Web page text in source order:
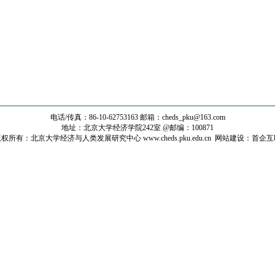
电话/传真：86-10-62753163 邮箱： cheds_pku@163.com
地址：北京大学经济学院242室 @邮编：100871
所有：北京大学经济与人类发展研究中心 www.cheds.pku.edu.cn 网站建设 ： 首企